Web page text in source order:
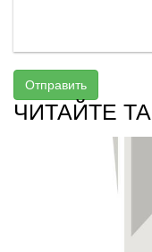
Отправить
ЧИТАЙТЕ